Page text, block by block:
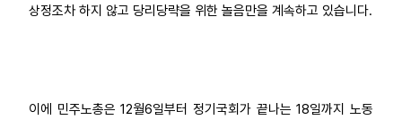
상정조차 하지 않고 당리당략을 위한 놀음만을 계속하고 있습니다.
이에 민주노총은 12월6일부터 정기국회가 끝나는 18일까지 노동